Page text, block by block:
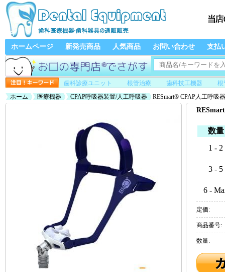
ホームページ 新発売商品 人気商品 お問い合わせ 支払
歯科診療ユニット 根管治療 歯科技工機器
根
ホーム
医療機器 CPAP呼吸器装置/人工呼吸器 RESmart® CPAP人工呼吸
数量
1 - 2
3 - 5
6 -
定価:
商品番号:
数量: